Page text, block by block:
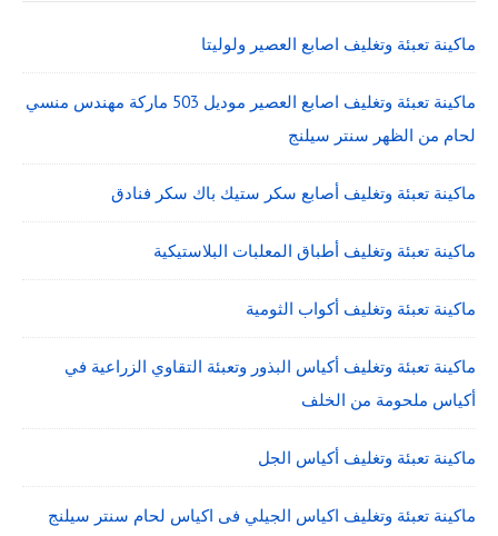
ماكينة تعبئة وتغليف اصابع العصير ولوليتا
ماكينة تعبئة وتغليف اصابع العصير موديل 503 ماركة مهندس منسي
لحام من الظهر سنتر سيلنج
ماكينة تعبئة وتغليف أصابع سكر ستيك باك سكر فنادق
ماكينة تعبئة وتغليف أطباق المعلبات البلاستيكية
ماكينة تعبئة وتغليف أكواب الثومية
ماكينة تعبئة وتغليف أكياس البذور وتعبئة التقاوي الزراعية في
أكياس ملحومة من الخلف
ماكينة تعبئة وتغليف أكياس الجل
ماكينة تعبئة وتغليف اكياس الجيلي فى اكياس لحام سنتر سيلنج